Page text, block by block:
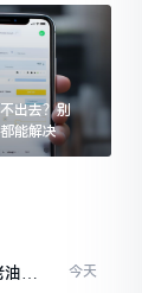
出去？别
能解决
条
今天